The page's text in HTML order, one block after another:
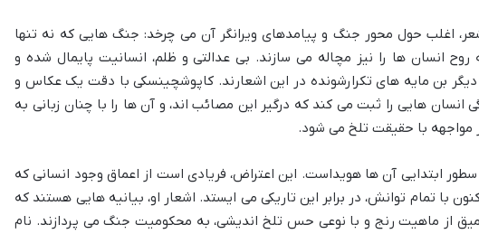
اغلب حول محور جنگ و پیامدهای ویرانگر آن می چرخد: جنگ هایی که نه تنها
روح انسان ها را نیز مچاله می سازند. بی عدالتی و ظلم، انسانیت پایمال شده و
دیگر بن مایه های تکرارشونده در این اشعارند. کاپوشچینسکی با دقت یک عکاس و
انسان هایی را ثبت می کند که درگیر این مصائب اند، و آن ها را با چنان زبانی به
مواجهه با حقیقت تلخ می شود.
ابتدایی آن ها هویداست. این اعتراض، فریادی است از اعماق وجود انسانی که
با تمام توانش، در برابر این تاریکی می ایستد. اشعار او، بیانیه هایی هستند که
از ماهیت رنج و با نوعی حس تلخ اندیشی، به محکومیت جنگ می پردازند. نام